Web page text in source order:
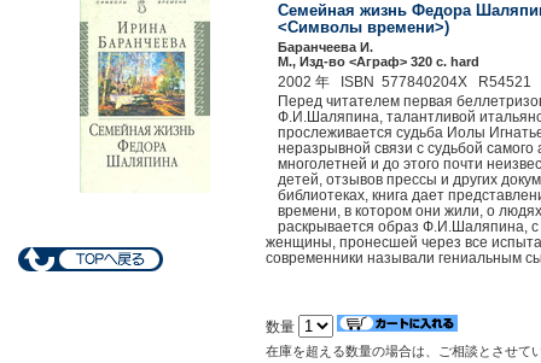
Семейная жизнь Федора
<Символы времени>)
Баранчеева И.
М., Изд-во <Аграф> 320 c. hard
2002 年 ISBN 577840204X R54521
Перед читателем первая
Ф.И.Шаляпина, талантливой
прослеживается судьба Иолы
неразрывной связи с судьбой
многолетней и до этого почти
детей, отзывов прессы и других
библиотеках, книга дает
времени, в котором они жили, о
раскрывается образ Ф.И.Шаляпина,
женщины, пронесшей через все
современники называли гениальным
数量
在庫を超える数量の場合は、ご相談とさせて